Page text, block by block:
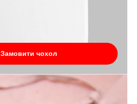
Замовити чохол